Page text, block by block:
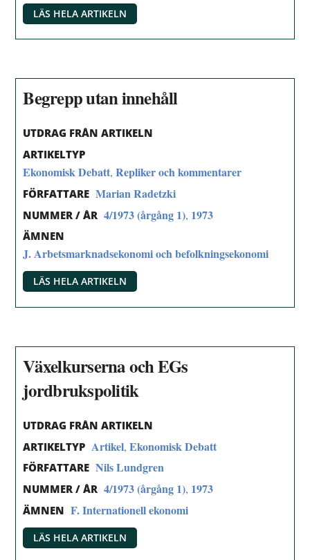
LÄS HELA ARTIKELN
Begrepp utan innehåll
UTDRAG FRÅN ARTIKELN
ARTIKELTYP
Ekonomisk Debatt,Repliker och kommentarer
FÖRFATTARE Marian Radetzki
NUMMER / ÅR 4/1973 (årgång 1), 1973
ÄMNEN
J. Arbetsmarknadsekonomi och befolkningsekonomi
LÄS HELA ARTIKELN
Växelkurserna och EGs
jordbrukspolitik
UTDRAG FRÅN ARTIKELN
ARTIKELTYP Artikel,Ekonomisk Debatt
FÖRFATTARE Nils Lundgren
NUMMER / ÅR 4/1973 (årgång 1), 1973
ÄMNEN F. Internationell ekonomi
LÄS HELA ARTIKELN